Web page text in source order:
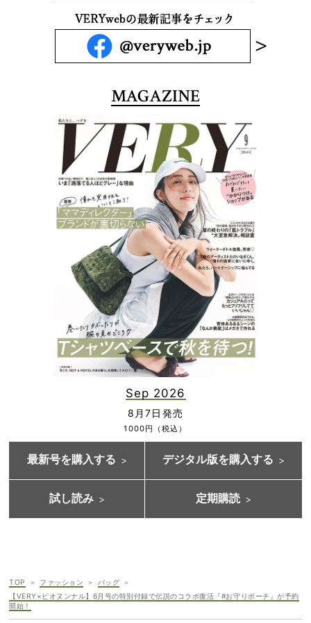
MAGAZINE
Sep 2026
8月7日発売
1000円（税込）
最新号を購入する デジタル版を購入する
試し読み 定期購読
TOP ファッション
バッグ
【VERY×ピオヌンナル】6月号の特別付録で伝説のコラボ復活『#お守りポーチ』が予約
開始！